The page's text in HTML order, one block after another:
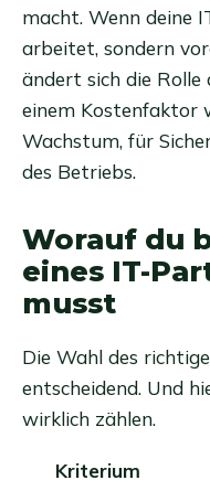
macht. Wenn deine
arbeitet, sondern
ändert sich die
einem Kostenfaktor
Wachstum, für
des Betriebs.
Worauf du
eines IT-
musst
Die Wahl des
entscheidend. Und
wirklich zählen.
Kriterium